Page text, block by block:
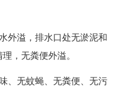
溢，排水口处无淤泥和
，无粪便外溢。
无蚊蝇、无粪便、无污